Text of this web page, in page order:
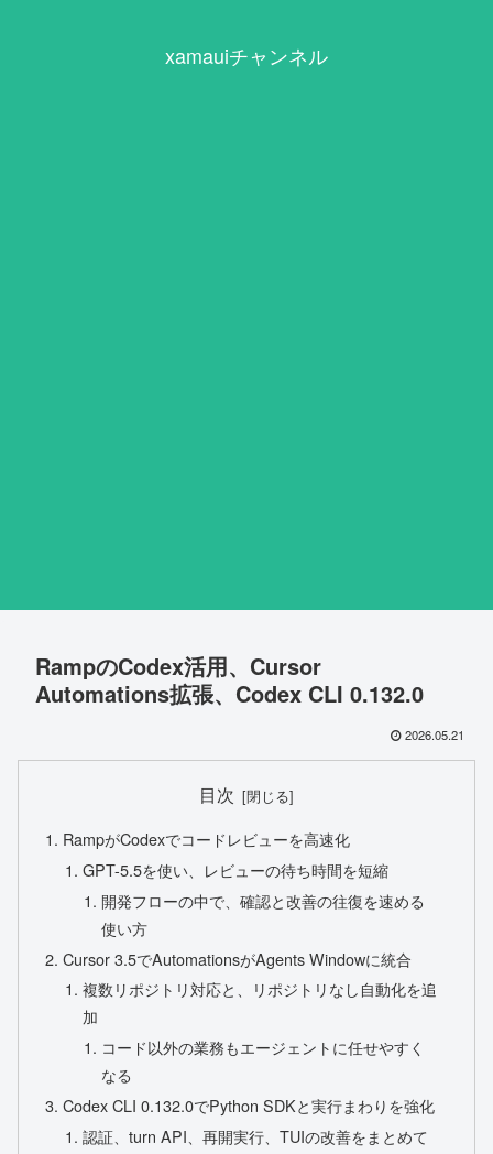
xamauiチャンネル
RampのCodex活用、Cursor
Automations拡張、Codex CLI 0.132.0
2026.05.21
目次
RampがCodexでコードレビューを高速化
GPT-5.5を使い、レビューの待ち時間を短縮
開発フローの中で、確認と改善の往復を速める
使い方
Cursor 3.5でAutomationsがAgents Windowに統合
複数リポジトリ対応と、リポジトリなし自動化を追
加
コード以外の業務もエージェントに任せやすく
なる
Codex CLI 0.132.0でPython SDKと実行まわりを強化
認証、turn API、再開実行、TUIの改善をまとめて